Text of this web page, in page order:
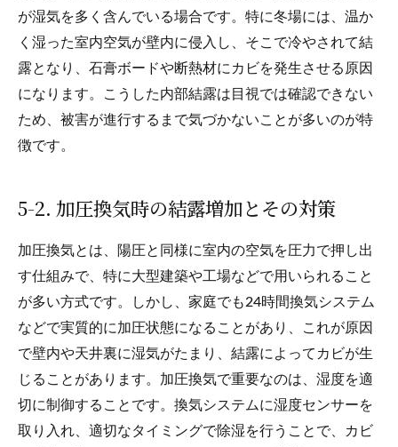
が湿気を多く含んでいる場合です。特に冬場には、温か
く湿った室内空気が壁内に侵入し、そこで冷やされて結
露となり、石膏ボードや断熱材にカビを発生させる原因
になります。こうした内部結露は目視では確認できない
ため、被害が進行するまで気づかないことが多いのが特
徴です。
5-2. 加圧換気時の結露増加とその対策
加圧換気とは、陽圧と同様に室内の空気を圧力で押し出
す仕組みで、特に大型建築や工場などで用いられること
が多い方式です。しかし、家庭でも24時間換気システム
などで実質的に加圧状態になることがあり、これが原因
で壁内や天井裏に湿気がたまり、結露によってカビが生
じることがあります。加圧換気で重要なのは、湿度を適
切に制御することです。換気システムに湿度センサーを
取り入れ、適切なタイミングで除湿を行うことで、カビ